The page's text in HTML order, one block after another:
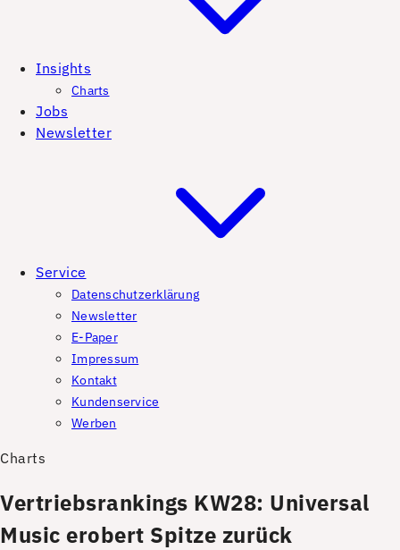
Insights
Charts
Jobs
Newsletter
Service
Datenschutzerklärung
Newsletter
E-Paper
Impressum
Kontakt
Kundenservice
Werben
Charts
Vertriebsrankings KW28: Universal
Music erobert Spitze zurück